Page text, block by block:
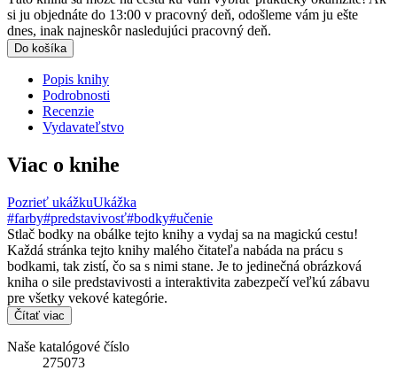
si ju objednáte do 13:00 v pracovný deň, odošleme vám ju ešte
dnes, inak najneskôr nasledujúci pracovný deň.
Do košíka
Popis knihy
Podrobnosti
Recenzie
Vydavateľstvo
Viac o knihe
Pozrieť ukážkuUkážka
#farby#predstavivosť#bodky#učenie
Stlač bodky na obálke tejto knihy a vydaj sa na magickú cestu!
Každá stránka tejto knihy malého čitateľa nabáda na prácu s
bodkami, tak zistí, čo sa s nimi stane. Je to jedinečná obrázková
kniha o sile predstavivosti a interaktivita zabezpečí veľkú zábavu
pre všetky vekové kategórie.
Čítať viac
Naše katalógové číslo
275073